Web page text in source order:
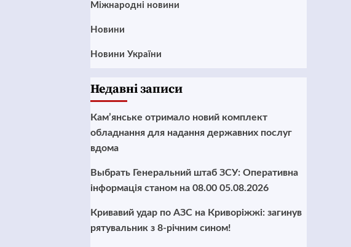
Міжнародні новини
Новини
Новини України
Недавні записи
Кам’янське отримало новий комплект
обладнання для надання державних послуг
вдома
Выбрать Генеральний штаб ЗСУ: Оперативна
інформація станом на 08.00 05.08.2026
Кривавий удар по АЗС на Криворіжжі: загинув
рятувальник з 8-річним сином!